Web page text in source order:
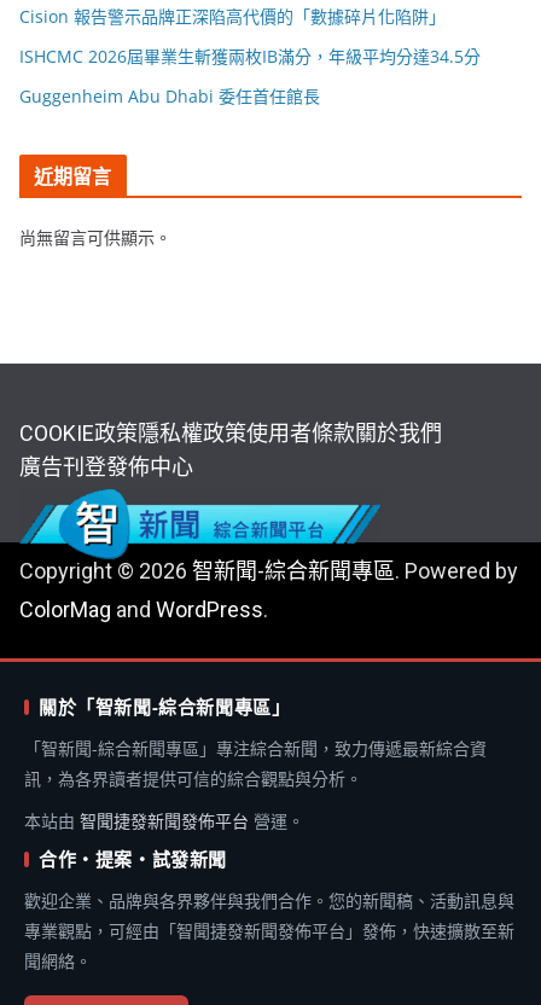
Cision 報告警示品牌正深陷高代價的「數據碎片化陷阱」
ISHCMC 2026屆畢業生斬獲兩枚IB滿分，年級平均分達34.5分
Guggenheim Abu Dhabi 委任首任館長
近期留言
尚無留言可供顯示。
COOKIE政策隱私權政策使用者條款關於我們
廣告刊登發佈中心
Copyright © 2026 智新聞-綜合新聞專區. Powered by
ColorMag and WordPress.
關於「智新聞-綜合新聞專區」
「智新聞-綜合新聞專區」專注綜合新聞，致力傳遞最新綜合資
訊，為各界讀者提供可信的綜合觀點與分析。
本站由 智聞捷發新聞發佈平台 營運。
合作・提案・試發新聞
歡迎企業、品牌與各界夥伴與我們合作。您的新聞稿、活動訊息與
專業觀點，可經由「智聞捷發新聞發佈平台」發佈，快速擴散至新
聞網絡。